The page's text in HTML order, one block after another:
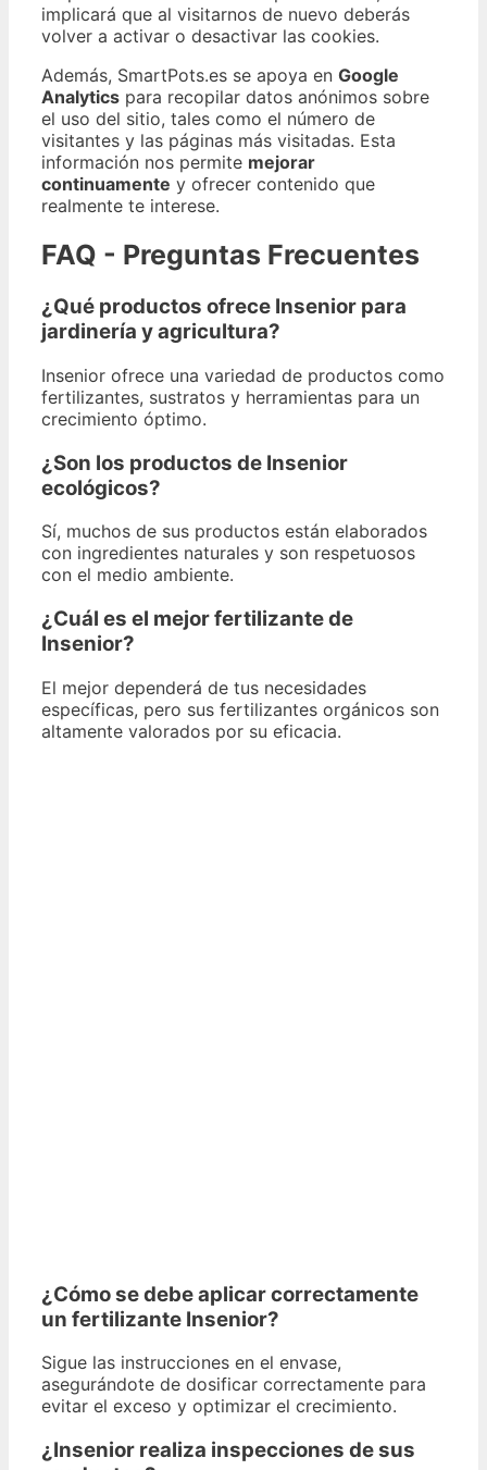
implicará que al visitarnos de nuevo deberás
volver a activar o desactivar las cookies.
Además, SmartPots.es se apoya en Google
Analytics para recopilar datos anónimos sobre
el uso del sitio, tales como el número de
visitantes y las páginas más visitadas. Esta
información nos permite mejorar
continuamente y ofrecer contenido que
realmente te interese.
FAQ - Preguntas Frecuentes
¿Qué productos ofrece Insenior para
jardinería y agricultura?
Insenior ofrece una variedad de productos como
fertilizantes, sustratos y herramientas para un
crecimiento óptimo.
¿Son los productos de Insenior
ecológicos?
Sí, muchos de sus productos están elaborados
con ingredientes naturales y son respetuosos
con el medio ambiente.
¿Cuál es el mejor fertilizante de
Insenior?
El mejor dependerá de tus necesidades
específicas, pero sus fertilizantes orgánicos son
altamente valorados por su eficacia.
¿Cómo se debe aplicar correctamente
un fertilizante Insenior?
Sigue las instrucciones en el envase,
asegurándote de dosificar correctamente para
evitar el exceso y optimizar el crecimiento.
¿Insenior realiza inspecciones de sus